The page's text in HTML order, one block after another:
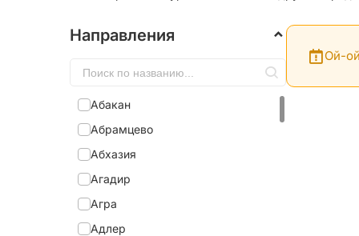
Направления
Абакан
Абрамцево
Абхазия
Агадир
Агра
Адлер
Ой-